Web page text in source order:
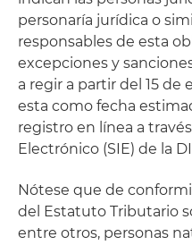
personaría jurídica o
responsables de esta
excepciones y
a regir a partir del 15 de
esta como fecha
registro en línea a
Electrónico (SIE) de la
Nótese que de
del Estatuto Tributario
entre otros, personas